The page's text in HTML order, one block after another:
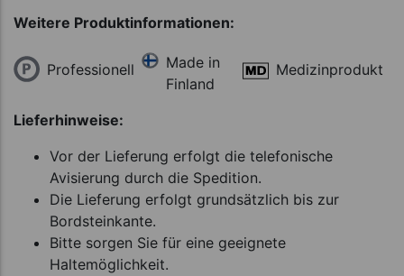
Weitere Produktinformationen:
Professionell
Made in
Finland
Medizinprodukt
Lieferhinweise:
Vor der Lieferung erfolgt die telefonische
Avisierung durch die Spedition.
Die Lieferung erfolgt grundsätzlich bis zur
Bordsteinkante.
Bitte sorgen Sie für eine geeignete
Haltemöglichkeit.